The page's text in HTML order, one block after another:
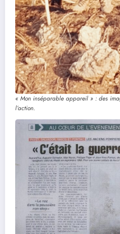
« Mon inséparable appareil » : des
l’action.